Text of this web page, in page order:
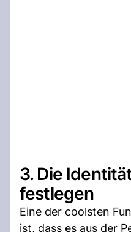
3. Die
festlegen
Eine der coolsten
ist, dass es aus der